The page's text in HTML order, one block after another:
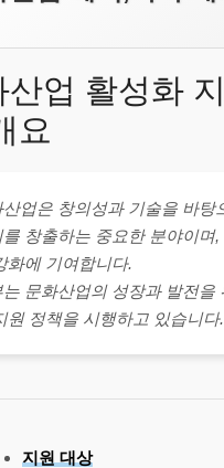
산업 활성화
요
산업은 창의성과 기술을 바탕
를 창출하는 중요한 분야이며
화에 기여합니다.
는 문화산업의 성장과 발전을
원 정책을 시행하고 있습니다.
지원 대상